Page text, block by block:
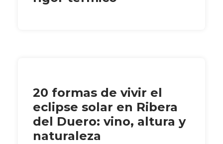
20 formas de vivir el
eclipse solar en Ribera
del Duero: vino, altura y
naturaleza